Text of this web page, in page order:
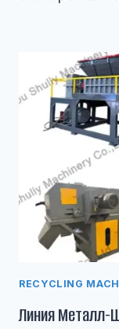
RECYCLING
Линия